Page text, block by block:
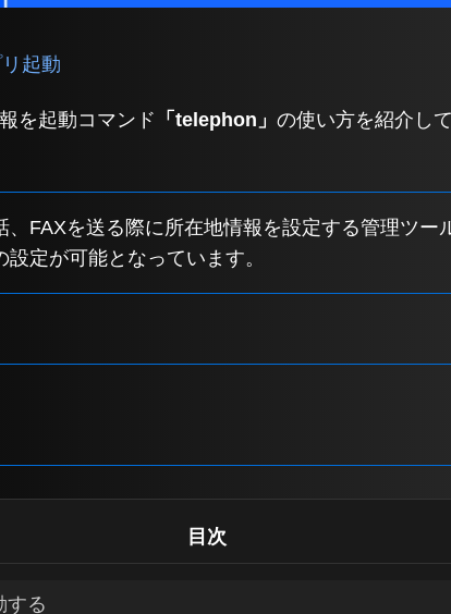
起動
を起動コマンド 「telephon」 の使い方を紹介し
、FAXを送る際に所在地情報を設定する管理ツー
定が可能となっています。
目次
する